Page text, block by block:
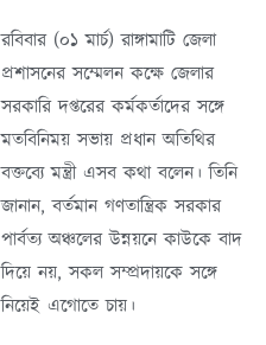
রবিবার (০১ মার্চ) রাঙ্গামাটি জেলা
প্রশাসনের সম্মেলন কক্ষে জেলার
সরকারি দপ্তরের কর্মকর্তাদের সঙ্গে
মতবিনিময় সভায় প্রধান অতিথির
বক্তব্যে মন্ত্রী এসব কথা বলেন। তিনি
জানান, বর্তমান গণতান্ত্রিক সরকার
পার্বত্য অঞ্চলের উন্নয়নে কাউকে বাদ
দিয়ে নয়, সকল সম্প্রদায়কে সঙ্গে
নিয়েই এগোতে চায়।